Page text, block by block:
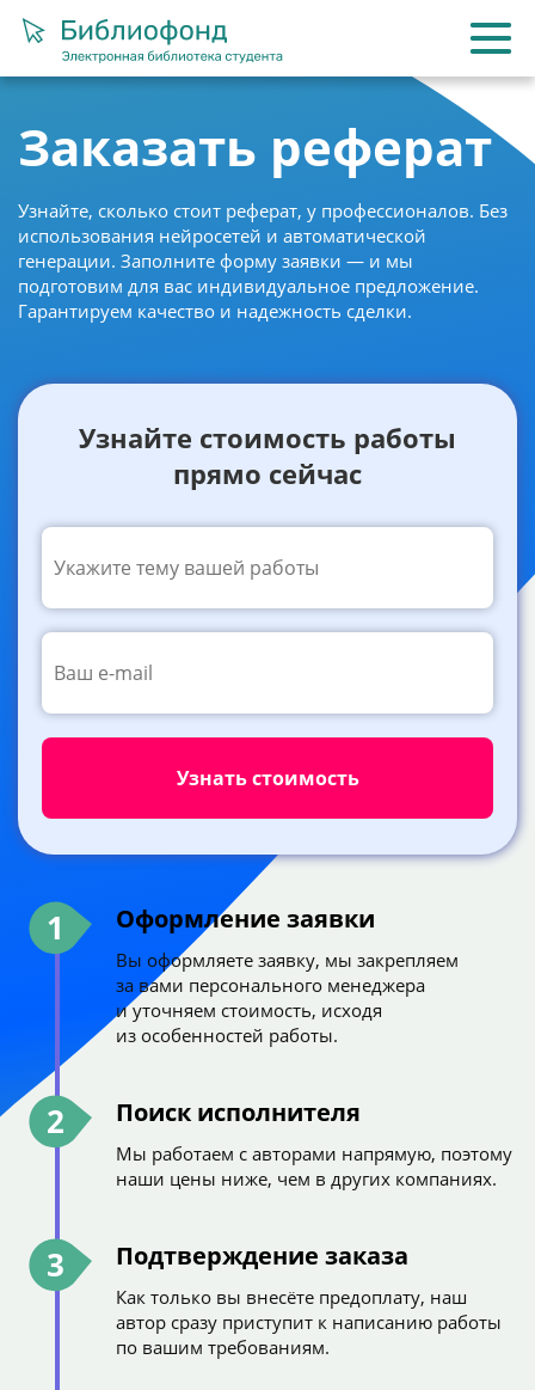
Заказать реферат
Узнайте, сколько стоит реферат, у профессионалов. Без
использования нейросетей и автоматической
генерации. Заполните форму заявки — и мы
подготовим для вас индивидуальное предложение.
Гарантируем качество и надежность сделки.
Узнайте стоимость работы
прямо сейчас
1 Оформление заявки
Вы оформляете заявку, мы закрепляем
за вами персонального менеджера
и уточняем стоимость, исходя
из особенностей работы.
2 Поиск исполнителя
Мы работаем с авторами напрямую, поэтому
наши цены ниже, чем в других компаниях.
3 Подтверждение заказа
Как только вы внесёте предоплату, наш
автор сразу приступит к написанию работы
по вашим требованиям.